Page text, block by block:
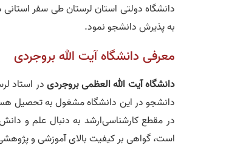
به پذیرش دانشجو نمود.
معرفی دانشگاه آیت الله بروجردی
دانشگاه آیت الله العظمی بروجردی
است، گواهی بر کیفیت بالای آموزشی و